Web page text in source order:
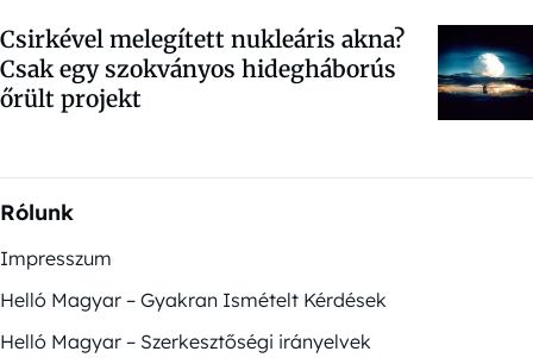
Csirkével melegített nukleáris akna?
Csak egy szokványos hidegháborús
őrült projekt
Rólunk
Impresszum
Helló Magyar – Gyakran Ismételt Kérdések
Helló Magyar – Szerkesztőségi irányelvek